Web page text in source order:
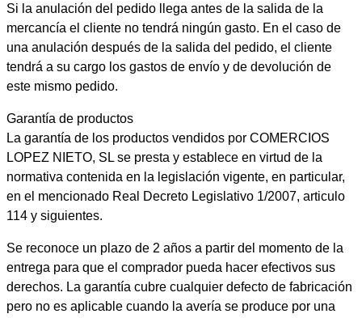
Si la anulación del pedido llega antes de la salida de la
mercancía el cliente no tendrá ningún gasto. En el caso de
una anulación después de la salida del pedido, el cliente
tendrá a su cargo los gastos de envío y de devolución de
este mismo pedido.
Garantía de productos
La garantía de los productos vendidos por COMERCIOS
LOPEZ NIETO, SL se presta y establece en virtud de la
normativa contenida en la legislación vigente, en particular,
en el mencionado Real Decreto Legislativo 1/2007, articulo
114 y siguientes.
Se reconoce un plazo de 2 años a partir del momento de la
entrega para que el comprador pueda hacer efectivos sus
derechos. La garantía cubre cualquier defecto de fabricación
pero no es aplicable cuando la avería se produce por una